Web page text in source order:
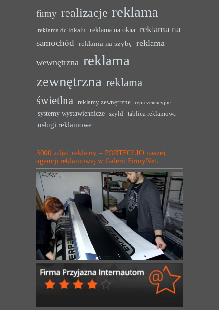
firmy realizacje reklama
reklama do lokalu reklama na okna reklama na
samochód reklama na szybę reklama
wewnętrzna reklama
zewnętrzna reklama
świetlna
reklamy zewnętrzne reprezentacyjne
systemy wystawiennicze szyld tablica reklamowa
usługi reklamowe
3000 zdjęć reklamy – PORTFOLIO naszej
agencji reklamowej w Galerii FirmyNet.